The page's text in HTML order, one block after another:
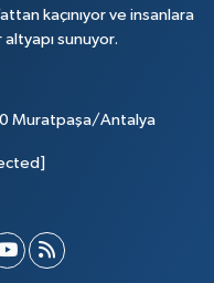
kaçınıyor ve insanlara
sunuyor.
Muratpaşa/Antalya